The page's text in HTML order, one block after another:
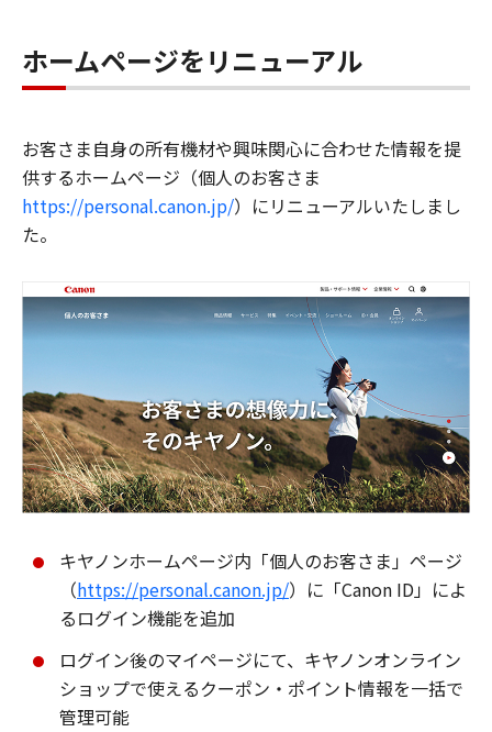
ホームページをリニューアル
お客さま自身の所有機材や興味関心に合わせた情報を提
供するホームページ（個人のお客さま
https://personal.canon.jp/）にリニューアルいたしまし
た。
キヤノンホームページ内「個人のお客さま」ページ
（https://personal.canon.jp/）に「Canon ID」によ
るログイン機能を追加
ログイン後のマイページにて、キヤノンオンライン
ショップで使えるクーポン・ポイント情報を一括で
管理可能